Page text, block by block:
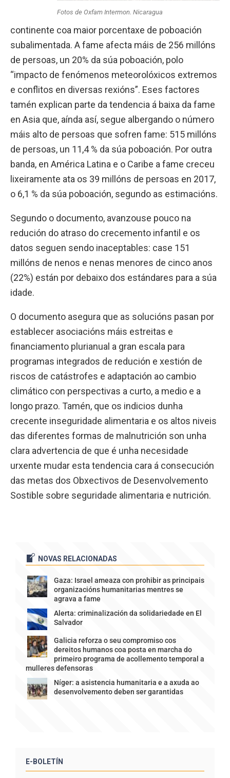
Fotos de Oxfam Intermon. Nicaragua
continente coa maior porcentaxe de poboación
subalimentada. A fame afecta máis de 256 millóns
de persoas, un 20% da súa poboación, polo
“impacto de fenómenos meteorolóxicos extremos
e conflitos en diversas rexións”. Eses factores
tamén explican parte da tendencia á baixa da fame
en Asia que, aínda así, segue albergando o número
máis alto de persoas que sofren fame: 515 millóns
de persoas, un 11,4 % da súa poboación. Por outra
banda, en América Latina e o Caribe a fame creceu
lixeiramente ata os 39 millóns de persoas en 2017,
o 6,1 % da súa poboación, segundo as estimacións.
Segundo o documento, avanzouse pouco na
redución do atraso do crecemento infantil e os
datos seguen sendo inaceptables: case 151
millóns de nenos e nenas menores de cinco anos
(22%) están por debaixo dos estándares para a súa
idade.
O documento asegura que as solucións pasan por
establecer asociacións máis estreitas e
financiamento plurianual a gran escala para
programas integrados de redución e xestión de
riscos de catástrofes e adaptación ao cambio
climático con perspectivas a curto, a medio e a
longo prazo. Tamén, que os indicios dunha
crecente inseguridade alimentaria e os altos niveis
das diferentes formas de malnutrición son unha
clara advertencia de que é unha necesidade
urxente mudar esta tendencia cara á consecución
das metas dos Obxectivos de Desenvolvemento
Sostible sobre seguridade alimentaria e nutrición.
NOVAS RELACIONADAS
Gaza: Israel ameaza con prohibir as principais
organizacións humanitarias mentres se
agrava a fame
Alerta: criminalización da solidariedade en El
Salvador
Galicia reforza o seu compromiso cos
dereitos humanos coa posta en marcha do
primeiro programa de acollemento temporal a
mulleres defensoras
Níger: a asistencia humanitaria e a axuda ao
desenvolvemento deben ser garantidas
E-BOLETÍN